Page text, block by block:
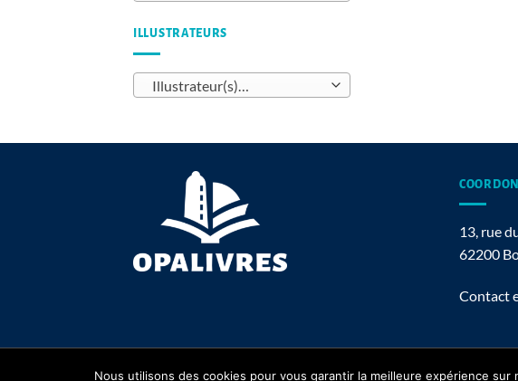
ILLUSTRATEURS
Illustrateur(s)…
13, rue
62200
Contact
Nous utilisons des cookies pour vous garantir la meilleure expérience